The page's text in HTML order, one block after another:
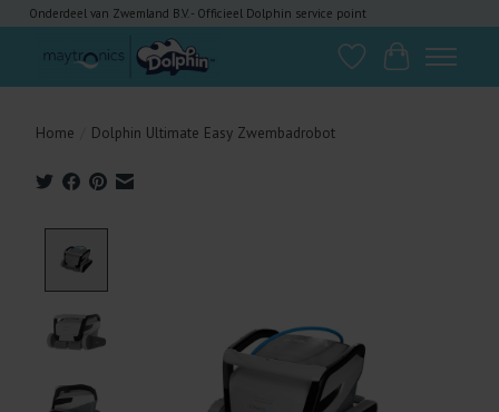
Onderdeel van Zwemland B.V. - Officieel Dolphin service point
VerlanglijstWinkelwagen
Home Dolphin Ultimate Easy Zwembadrobot